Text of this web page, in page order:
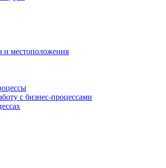
и местоположения
с бизнес-процессами